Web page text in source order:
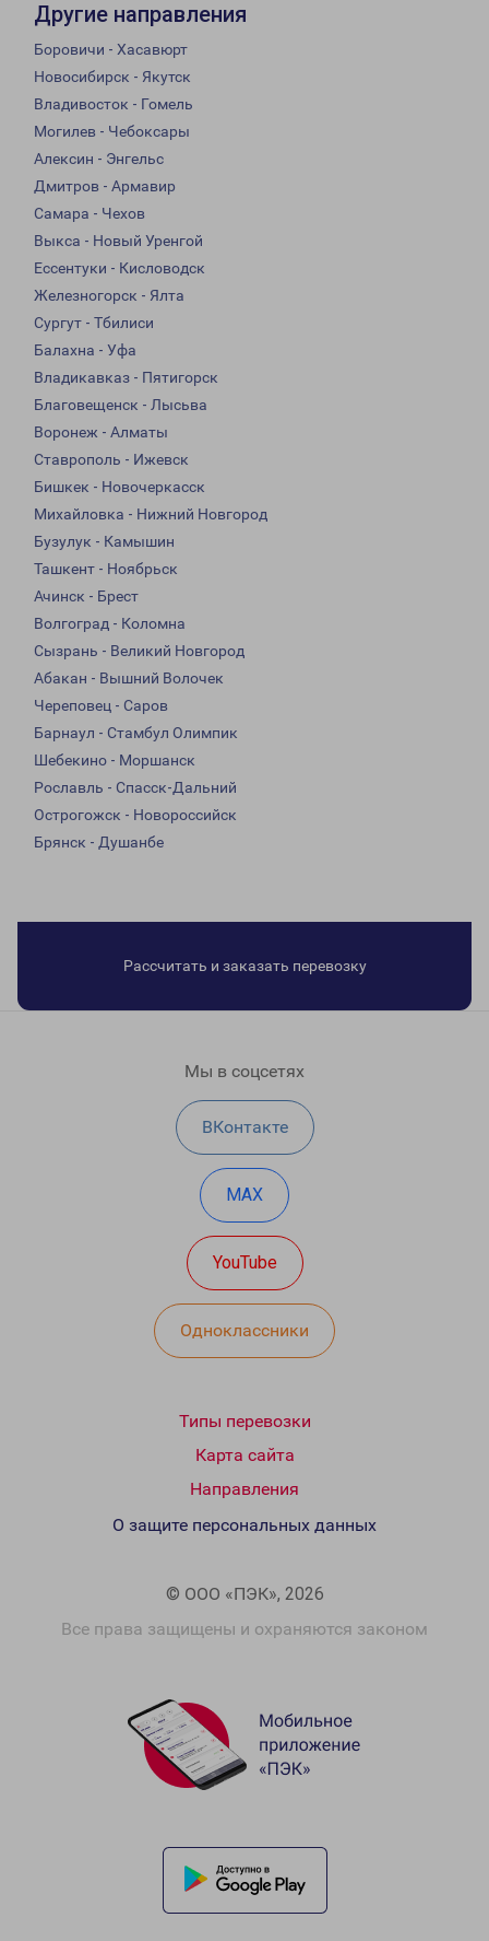
Другие направления
Боровичи - Хасавюрт
Новосибирск - Якутск
Владивосток - Гомель
Могилев - Чебоксары
Алексин - Энгельс
Дмитров - Армавир
Самара - Чехов
Выкса - Новый Уренгой
Ессентуки - Кисловодск
Железногорск - Ялта
Сургут - Тбилиси
Балахна - Уфа
Владикавказ - Пятигорск
Благовещенск - Лысьва
Воронеж - Алматы
Ставрополь - Ижевск
Бишкек - Новочеркасск
Михайловка - Нижний Новгород
Бузулук - Камышин
Ташкент - Ноябрьск
Ачинск - Брест
Волгоград - Коломна
Сызрань - Великий Новгород
Абакан - Вышний Волочек
Череповец - Саров
Барнаул - Стамбул Олимпик
Шебекино - Моршанск
Рославль - Спасск-Дальний
Острогожск - Новороссийск
Брянск - Душанбе
Рассчитать и заказать перевозку
Мы в соцсетях
ВКонтакте
MAX
YouTube
Одноклассники
Типы перевозки
Карта сайта
Направления
© ООО «ПЭК», 2026
Все права защищены и охраняются законом
О защите персональных данных